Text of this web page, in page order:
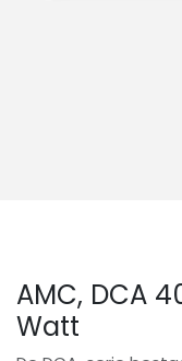
AMC, DCA
Watt